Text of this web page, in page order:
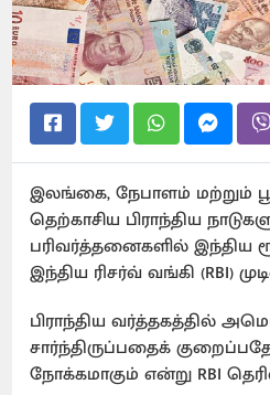
இலங்கை, நேபாளம் மற்றும்
தெற்காசிய பிராந்திய
பரிவர்த்தனைகளில் இந்திய
இந்திய ரிசர்வ் வங்கி (RBI)
பிராந்திய வர்த்தகத்தில்
சார்ந்திருப்பதைக்
நோக்கமாகும் என்று RBI